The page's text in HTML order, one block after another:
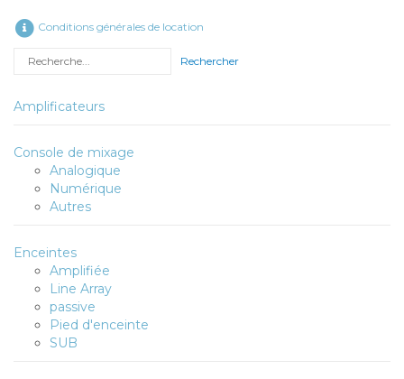
Conditions générales de location
Rechercher
Amplificateurs
Console de mixage
Analogique
Numérique
Autres
Enceintes
Amplifiée
Line Array
passive
Pied d'enceinte
SUB